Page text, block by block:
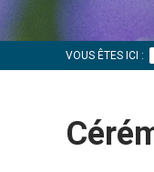
VOUS ÊTES ICI :